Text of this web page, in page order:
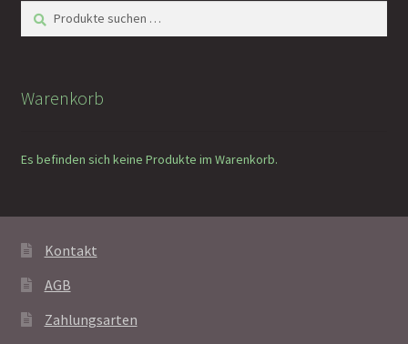
Suchen
nach:
Suchen
Warenkorb
Es befinden sich keine Produkte im Warenkorb.
Kontakt
AGB
Zahlungsarten